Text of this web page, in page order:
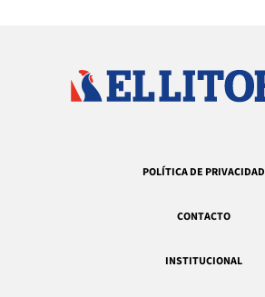
POLÍTICA DE PRIVACIDAD
CONTACTO
INSTITUCIONAL